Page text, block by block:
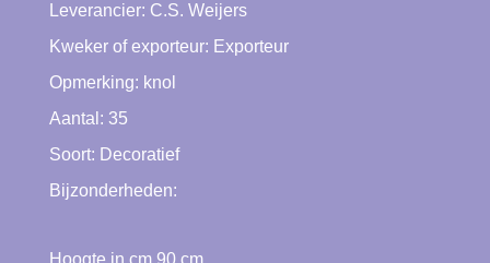
Leverancier: C.S. Weijers
Kweker of exporteur: Exporteur
Opmerking: knol
Aantal: 35
Soort: Decoratief
Bijzonderheden: